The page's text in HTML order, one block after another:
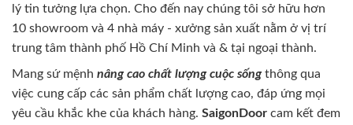
lý tin tưởng lựa chọn. Cho đến nay chúng tôi sở hữu hơn
10 showroom và 4 nhà máy - xưởng sản xuất nằm ở vị trí
trung tâm thành phố Hồ Chí Minh và & tại ngoại thành.
Mang sứ mệnh nâng cao chất lượng cuộc sốngthông qua
việc cung cấp các sản phẩm chất lượng cao, đáp ứng mọi
yêu cầu khắc khe của khách hàng. SaigonDoor cam kết đem